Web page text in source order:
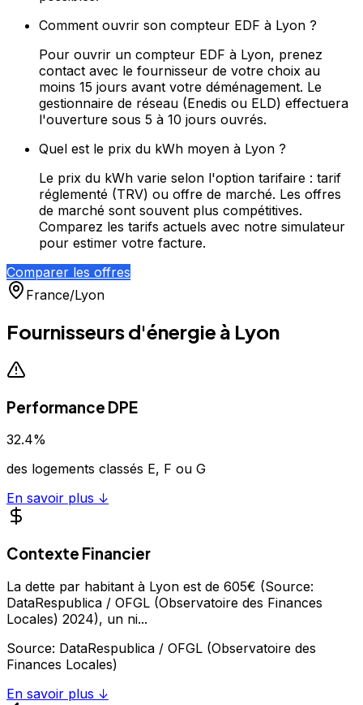
Comment ouvrir son compteur EDF à Lyon ?
Pour ouvrir un compteur EDF à Lyon, prenez
contact avec le fournisseur de votre choix au
moins 15 jours avant votre déménagement. Le
gestionnaire de réseau (Enedis ou ELD) effectuera
l'ouverture sous 5 à 10 jours ouvrés.
Quel est le prix du kWh moyen à Lyon ?
Le prix du kWh varie selon l'option tarifaire : tarif
réglementé (TRV) ou offre de marché. Les offres
de marché sont souvent plus compétitives.
Comparez les tarifs actuels avec notre simulateur
pour estimer votre facture.
Comparer les offres
France/Lyon
Fournisseurs d'énergie à Lyon
Performance DPE
32.4%
des logements classés E, F ou G
En savoir plus ↓
Contexte Financier
La dette par habitant à Lyon est de 605€ (Source:
DataRespublica / OFGL (Observatoire des Finances
Locales) 2024), un ni...
Source: DataRespublica / OFGL (Observatoire des
Finances Locales)
En savoir plus ↓